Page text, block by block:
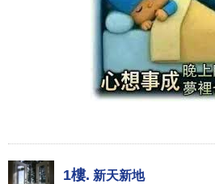
1樓. 新天新地